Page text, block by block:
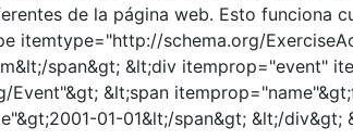
de la página web. Esto funciona
itemtype="http://schema.org/
span&gt; &lt;div itemprop="event"
&lt;span
01-01&lt;/span&gt; &lt;/div&gt;